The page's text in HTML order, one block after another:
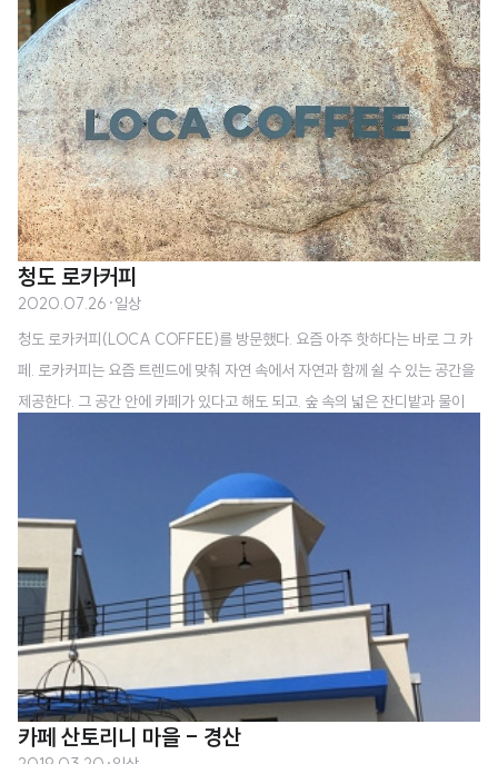
청도 로카커피
2020.07.26 ·일상
청도 로카커피(LOCA COFFEE)를 방문했다. 요즘 아주 핫하다는 바로 그 카
페. 로카커피는 요즘 트렌드에 맞춰 자연 속에서 자연과 함께 쉴 수 있는 공간을
제공한다. 그 공간 안에 카페가 있다고 해도 되고. 숲 속의 넓은 잔디밭과 물이
으니 그걸로 대신하자. 로카커피 : 네이버 리뷰 14 store.naver.com 리뷰에서
보듯 저절로 힐링이 될 것 같은 아름다운 곳이다. 인스타그램(locacoffee_)에
서 오늘 오픈 시간이 11시라는 것을 확인 후 간단히 짐을 꾸리고 출발할 때만 해
도 감격스러운 후기를 남길 수 있을 거라는 꿈에 부풀었는데 4..
카페 산토리니 마을 - 경산